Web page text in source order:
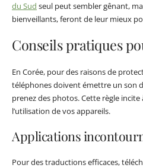
du Sud seul peut sembler gênant,
bienveillants, feront de leur mieux
Conseils pratiques
En Corée, pour des raisons de
téléphones doivent émettre un son
prenez des photos. Cette règle
l’utilisation de vos appareils.
Applications
Pour des traductions efficaces,